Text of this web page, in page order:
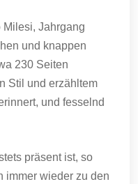
Jahrgang
und knappen
230 Seiten
Stil und erzähltem
und fesselnd
präsent ist, so
immer wieder zu den